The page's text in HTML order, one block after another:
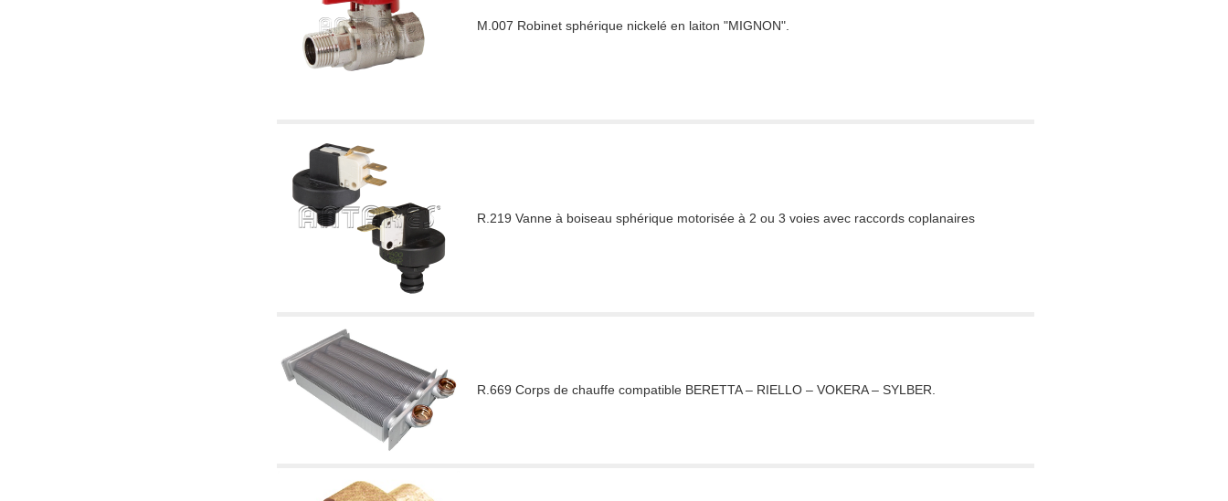
M.007 Robinet sphérique nickelé en laiton "MIGNON".
R.219 Vanne à boiseau sphérique motorisée à 2 ou 3 voies avec raccords coplanaires
R.669 Corps de chauffe compatible BERETTA – RIELLO – VOKERA – SYLBER.